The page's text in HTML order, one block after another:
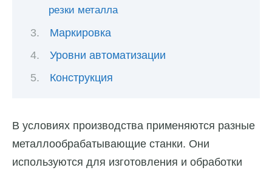
резки металла
Маркировка
Уровни автоматизации
Конструкция
В условиях производства применяются разные
металлообрабатывающие станки. Они
используются для изготовления и обработки